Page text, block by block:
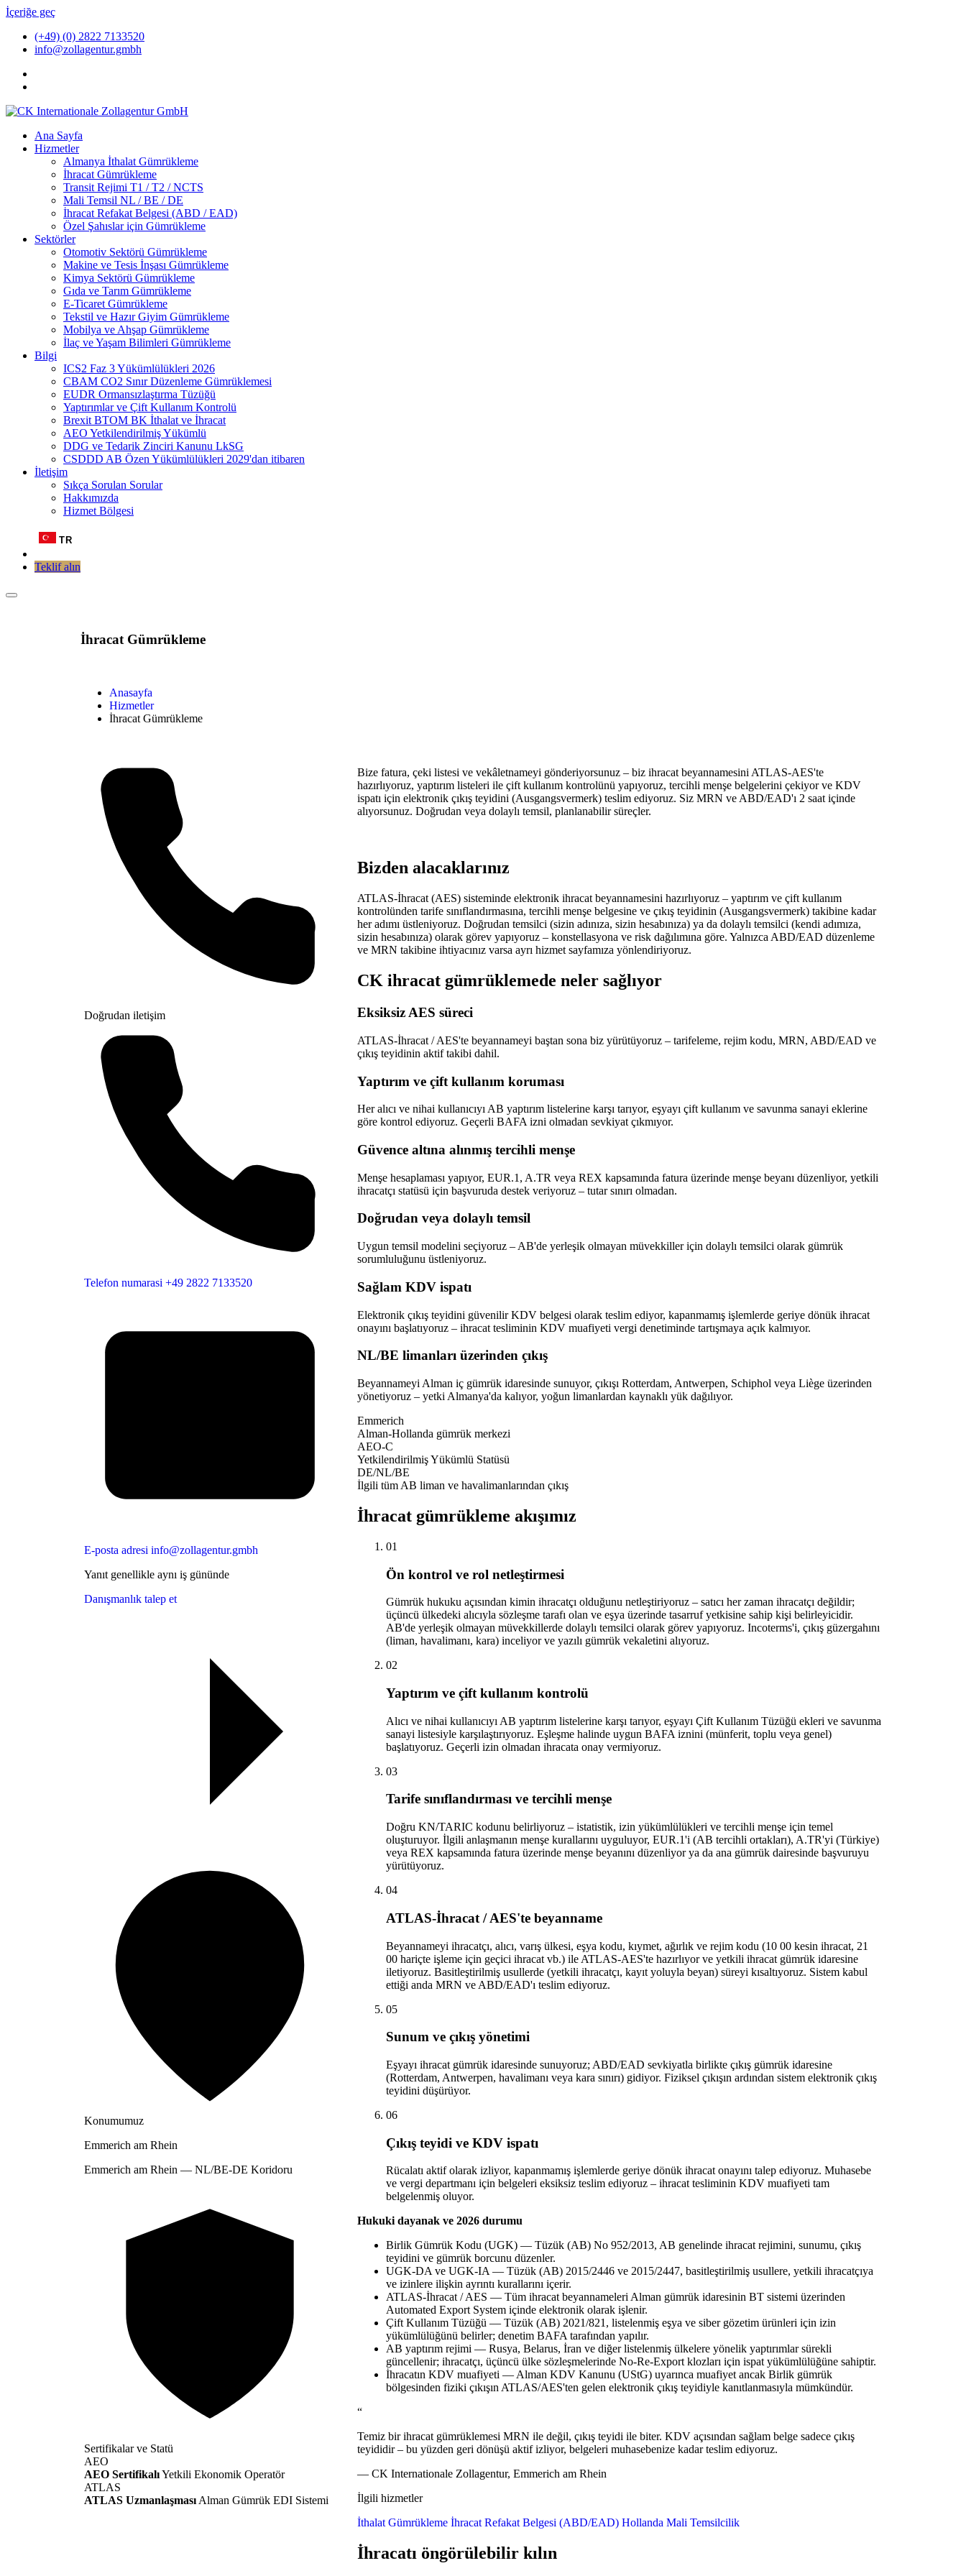
İçeriğe geç
(+49) (0) 2822 7133520
info@zollagentur.gmbh
Ana Sayfa
Hizmetler
Almanya İthalat Gümrükleme
İhracat Gümrükleme
Transit Rejimi T1 / T2 / NCTS
Mali Temsil NL / BE / DE
İhracat Refakat Belgesi (ABD / EAD)
Özel Şahıslar için Gümrükleme
Sektörler
Otomotiv Sektörü Gümrükleme
Makine ve Tesis İnşası Gümrükleme
Kimya Sektörü Gümrükleme
Gıda ve Tarım Gümrükleme
E-Ticaret Gümrükleme
Tekstil ve Hazır Giyim Gümrükleme
Mobilya ve Ahşap Gümrükleme
İlaç ve Yaşam Bilimleri Gümrükleme
Bilgi
ICS2 Faz 3 Yükümlülükleri 2026
CBAM CO2 Sınır Düzenleme Gümrüklemesi
EUDR Ormansızlaştırma Tüzüğü
Yaptırımlar ve Çift Kullanım Kontrolü
Brexit BTOM BK İthalat ve İhracat
AEO Yetkilendirilmiş Yükümlü
DDG ve Tedarik Zinciri Kanunu LkSG
CSDDD AB Özen Yükümlülükleri 2029'dan itibaren
İletişim
Sıkça Sorulan Sorular
Hakkımızda
Hizmet Bölgesi
TR
Teklif alın
İhracat Gümrükleme
Anasayfa
Hizmetler
İhracat Gümrükleme
Doğrudan iletişim
Telefon numarasi +49 2822 7133520
E-posta adresi info@zollagentur.gmbh
Yanıt genellikle aynı iş gününde
Danışmanlık talep et
Konumumuz
Emmerich am Rhein
Emmerich am Rhein — NL/BE-DE Koridoru
Sertifikalar ve Statü
AEO
AEO SertifikalıYetkili Ekonomik Operatör
ATLAS
ATLAS Uzmanlaşması Alman Gümrük EDI Sistemi
Bize fatura, çeki listesi ve vekâletnameyi gönderiyorsunuz – biz ihracat beyannamesini ATLAS-AES'te
hazırlıyoruz, yaptırım listeleri ile çift kullanım kontrolünü yapıyoruz, tercihli menşe belgelerini çekiyor ve KDV
ispatı için elektronik çıkış teyidini (Ausgangsvermerk) teslim ediyoruz. Siz MRN ve ABD/EAD'ı 2 saat içinde
alıyorsunuz. Doğrudan veya dolaylı temsil, planlanabilir süreçler.
Bizden alacaklarınız
ATLAS-İhracat (AES) sisteminde elektronik ihracat beyannamesini hazırlıyoruz – yaptırım ve çift kullanım
kontrolünden tarife sınıflandırmasına, tercihli menşe belgesine ve çıkış teyidinin (Ausgangsvermerk) takibine kadar
her adımı üstleniyoruz. Doğrudan temsilci (sizin adınıza, sizin hesabınıza) ya da dolaylı temsilci (kendi adımıza,
sizin hesabınıza) olarak görev yapıyoruz – konstellasyona ve risk dağılımına göre. Yalnızca ABD/EAD düzenleme
ve MRN takibine ihtiyacınız varsa ayrı hizmet sayfamıza yönlendiriyoruz.
CK ihracat gümrüklemede neler sağlıyor
Eksiksiz AES süreci
ATLAS-İhracat / AES'te beyannameyi baştan sona biz yürütüyoruz – tarifeleme, rejim kodu, MRN, ABD/EAD ve
çıkış teyidinin aktif takibi dahil.
Yaptırım ve çift kullanım koruması
Her alıcı ve nihai kullanıcıyı AB yaptırım listelerine karşı tarıyor, eşyayı çift kullanım ve savunma sanayi eklerine
göre kontrol ediyoruz. Geçerli BAFA izni olmadan sevkiyat çıkmıyor.
Güvence altına alınmış tercihli menşe
Menşe hesaplaması yapıyor, EUR.1, A.TR veya REX kapsamında fatura üzerinde menşe beyanı düzenliyor, yetkili
ihracatçı statüsü için başvuruda destek veriyoruz – tutar sınırı olmadan.
Doğrudan veya dolaylı temsil
Uygun temsil modelini seçiyoruz – AB'de yerleşik olmayan müvekkiller için dolaylı temsilci olarak gümrük
sorumluluğunu üstleniyoruz.
Sağlam KDV ispatı
Elektronik çıkış teyidini güvenilir KDV belgesi olarak teslim ediyor, kapanmamış işlemlerde geriye dönük ihracat
onayını başlatıyoruz – ihracat tesliminin KDV muafiyeti vergi denetiminde tartışmaya açık kalmıyor.
NL/BE limanları üzerinden çıkış
Beyannameyi Alman iç gümrük idaresinde sunuyor, çıkışı Rotterdam, Antwerpen, Schiphol veya Liège üzerinden
yönetiyoruz – yetki Almanya'da kalıyor, yoğun limanlardan kaynaklı yük dağılıyor.
Emmerich
Alman-Hollanda gümrük merkezi
AEO-C
Yetkilendirilmiş Yükümlü Statüsü
DE/NL/BE
İlgili tüm AB liman ve havalimanlarından çıkış
İhracat gümrükleme akışımız
01
Ön kontrol ve rol netleştirmesi
Gümrük hukuku açısından kimin ihracatçı olduğunu netleştiriyoruz – satıcı her zaman ihracatçı değildir;
üçüncü ülkedeki alıcıyla sözleşme tarafı olan ve eşya üzerinde tasarruf yetkisine sahip kişi belirleyicidir.
AB'de yerleşik olmayan müvekkillerde dolaylı temsilci olarak görev yapıyoruz. Incoterms'i, çıkış güzergahını
(liman, havalimanı, kara) inceliyor ve yazılı gümrük vekaletini alıyoruz.
02
Yaptırım ve çift kullanım kontrolü
Alıcı ve nihai kullanıcıyı AB yaptırım listelerine karşı tarıyor, eşyayı Çift Kullanım Tüzüğü ekleri ve savunma
sanayi listesiyle karşılaştırıyoruz. Eşleşme halinde uygun BAFA iznini (münferit, toplu veya genel)
başlatıyoruz. Geçerli izin olmadan ihracata onay vermiyoruz.
03
Tarife sınıflandırması ve tercihli menşe
Doğru KN/TARIC kodunu belirliyoruz – istatistik, izin yükümlülükleri ve tercihli menşe için temel
oluşturuyor. İlgili anlaşmanın menşe kurallarını uyguluyor, EUR.1'i (AB tercihli ortakları), A.TR'yi (Türkiye)
veya REX kapsamında fatura üzerinde menşe beyanını düzenliyor ya da ana gümrük dairesinde başvuruyu
yürütüyoruz.
04
ATLAS-İhracat / AES'te beyanname
Beyannameyi ihracatçı, alıcı, varış ülkesi, eşya kodu, kıymet, ağırlık ve rejim kodu (10 00 kesin ihracat, 21
00 hariçte işleme için geçici ihracat vb.) ile ATLAS-AES'te hazırlıyor ve yetkili ihracat gümrük idaresine
iletiyoruz. Basitleştirilmiş usullerde (yetkili ihracatçı, kayıt yoluyla beyan) süreyi kısaltıyoruz. Sistem kabul
ettiği anda MRN ve ABD/EAD'ı teslim ediyoruz.
05
Sunum ve çıkış yönetimi
Eşyayı ihracat gümrük idaresinde sunuyoruz; ABD/EAD sevkiyatla birlikte çıkış gümrük idaresine
(Rotterdam, Antwerpen, havalimanı veya kara sınırı) gidiyor. Fiziksel çıkışın ardından sistem elektronik çıkış
teyidini düşürüyor.
06
Çıkış teyidi ve KDV ispatı
Rücalatı aktif olarak izliyor, kapanmamış işlemlerde geriye dönük ihracat onayını talep ediyoruz. Muhasebe
ve vergi departmanı için belgeleri eksiksiz teslim ediyoruz – ihracat tesliminin KDV muafiyeti tam
belgelenmiş oluyor.
Hukuki dayanak ve 2026 durumu
Birlik Gümrük Kodu (UGK) — Tüzük (AB) No 952/2013, AB genelinde ihracat rejimini, sunumu, çıkış
teyidini ve gümrük borcunu düzenler.
UGK-DA ve UGK-IA— Tüzük (AB) 2015/2446 ve 2015/2447, basitleştirilmiş usullere, yetkili ihracatçıya
ve izinlere ilişkin ayrıntı kurallarını içerir.
ATLAS-İhracat / AES — Tüm ihracat beyannameleri Alman gümrük idaresinin BT sistemi üzerinden
Automated Export System içinde elektronik olarak işlenir.
Çift Kullanım Tüzüğü — Tüzük (AB) 2021/821, listelenmiş eşya ve siber gözetim ürünleri için izin
yükümlülüğünü belirler; denetim BAFA tarafından yapılır.
AB yaptırım rejimi — Rusya, Belarus, İran ve diğer listelenmiş ülkelere yönelik yaptırımlar sürekli
güncellenir; ihracatçı, üçüncü ülke sözleşmelerinde No-Re-Export klozları için ispat yükümlülüğüne sahiptir.
İhracatın KDV muafiyeti — Alman KDV Kanunu (UStG) uyarınca muafiyet ancak Birlik gümrük
bölgesinden fiziki çıkışın ATLAS/AES'ten gelen elektronik çıkış teyidiyle kanıtlanmasıyla mümkündür.
“
Temiz bir ihracat gümrüklemesi MRN ile değil, çıkış teyidi ile biter. KDV açısından sağlam belge sadece çıkış
teyididir – bu yüzden geri dönüşü aktif izliyor, belgeleri muhasebenize kadar teslim ediyoruz.
— CK Internationale Zollagentur, Emmerich am Rhein
İlgili hizmetler
İthalat Gümrükleme İhracat Refakat Belgesi (ABD/EAD) Hollanda Mali Temsilcilik
İhracatı öngörülebilir kılın